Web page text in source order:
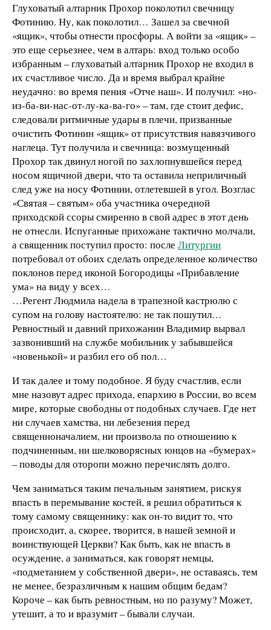
Глуховатый алтарник Прохор поколотил свечницу
Фотинию. Ну, как поколотил… Зашел за свечной
«ящик», чтобы отнести просфоры. А войти за «ящик» –
это еще серьезнее, чем в алтарь: вход только особо
избранным – глуховатый алтарник Прохор не входил в
их счастливое число. Да и время выбрал крайне
неудачно: во время пения «Отче наш». И получил: «но-
из-ба-ви-нас-от-лу-ка-ва-го» – там, где стоит дефис,
следовали ритмичные удары в плечи, призванные
очистить Фотинин «ящик» от присутствия навязчивого
наглеца. Тут получила и свечница: возмущенный
Прохор так двинул ногой по захлопнувшейся перед
носом ящичной двери, что та оставила неприличный
след уже на носу Фотинии, отлетевшей в угол. Возглас
«Святая – святым» оба участника очередной
приходской ссоры смиренно в свой адрес в этот день
не отнесли. Испуганные прихожане тактично молчали,
а священник поступил просто: после Литургии
потребовал от обоих сделать определенное количество
поклонов перед иконой Богородицы «Прибавление
ума» на виду у всех…
…Регент Людмила надела в трапезной кастрюлю с
супом на голову настоятелю: не так пошутил…
Ревностный и давний прихожанин Владимир вырвал
зазвонивший на службе мобильник у забывшейся
«новенькой» и разбил его об пол…
И так далее и тому подобное. Я буду счастлив, если
мне назовут адрес прихода, епархию в России, во всем
мире, которые свободны от подобных случаев. Где нет
ни случаев хамства, ни лебезения перед
священноначалием, ни произвола по отношению к
подчиненным, ни шелковорясных юнцов на «бумерах»
– поводы для оторопи можно перечислять долго.
Чем заниматься таким печальным занятием, рискуя
впасть в перемывание костей, я решил обратиться к
тому самому священнику: как он-то видит то, что
происходит, а, скорее, творится, в нашей земной и
воинствующей Церкви? Как быть, как не впасть в
осуждение, а заниматься, как говорят немцы,
«подметанием у собственной двери», не оставаясь, тем
не менее, безразличным к нашим общим бедам?
Короче – как быть ревностным, но по разуму? Может,
утешит, а то и вразумит – бывали случаи.